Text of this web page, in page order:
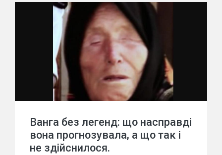
Ванга без легенд: що насправді
вона прогнозувала, а що так і
не здійснилося.